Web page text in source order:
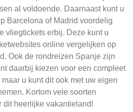
al voldoende. Daarnaast kunt u
Barcelona of Madrid voordelig
vliegtickets erbij. Deze kunt u
online vergelijken op
Ook de rondreizen Spanje zijn
daarbij kiezen voor een compleet
u kunt dit ook met uw eigen
Kortom vele soorten
dit heerlijke vakantieland!